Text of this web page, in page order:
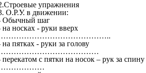
упражнения
О.Р.У. в движении:
Обычный шаг
на носках - руки вверх
на пятках - руки за голову
перекатом с пятки на носок – рук за спину